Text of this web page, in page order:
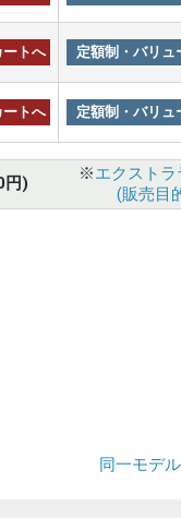
ートへ 定額制・バリュ
ートへ 定額制・バリュ
円) ※エクストラ
(販売目
同一モデ